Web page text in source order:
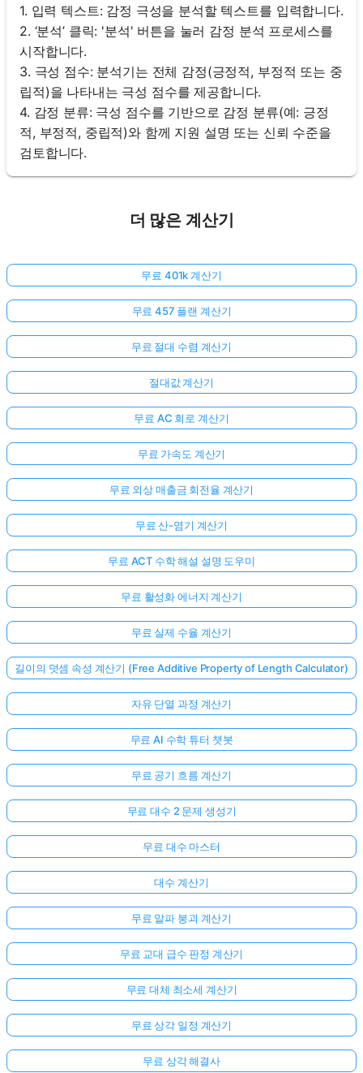
1. 입력 텍스트: 감정 극성을 분석할 텍스트를 입력합니다.
2. ‘분석’ 클릭: '분석' 버튼을 눌러 감정 분석 프로세스를
시작합니다.
3. 극성 점수: 분석기는 전체 감정(긍정적, 부정적 또는 중
립적)을 나타내는 극성 점수를 제공합니다.
4. 감정 분류: 극성 점수를 기반으로 감정 분류(예: 긍정
적, 부정적, 중립적)와 함께 지원 설명 또는 신뢰 수준을
검토합니다.
더 많은 계산기
무료 401k 계산기
무료 457 플랜 계산기
무료 절대 수렴 계산기
절대값 계산기
무료 AC 회로 계산기
무료 가속도 계산기
무료 외상 매출금 회전율 계산기
무료 산-염기 계산기
무료 ACT 수학 해설 설명 도우미
무료 활성화 에너지 계산기
무료 실제 수율 계산기
길이의 덧셈 속성 계산기 (Free Additive Property of Length Calculator)
자유 단열 과정 계산기
무료 AI 수학 튜터 챗봇
무료 공기 흐름 계산기
무료 대수 2 문제 생성기
무료 대수 마스터
대수 계산기
무료 알파 붕괴 계산기
무료 교대 급수 판정 계산기
무료 대체 최소세 계산기
무료 상각 일정 계산기
무료 상각 해결사